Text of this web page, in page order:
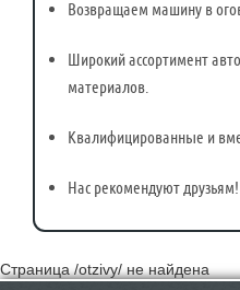
Возвращаем машину в
Широкий ассортимент
материалов.
Квалифицированные и
Нас рекомендуют друзьям!
Страница /otzivy/ не найдена